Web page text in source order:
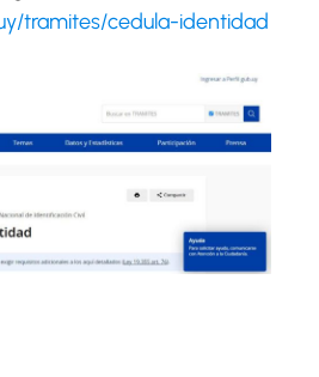
tramites/cedula-identidad